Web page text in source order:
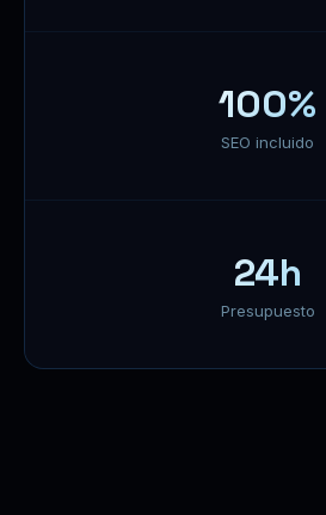
100%
SEO incluido
24h
Presupuesto